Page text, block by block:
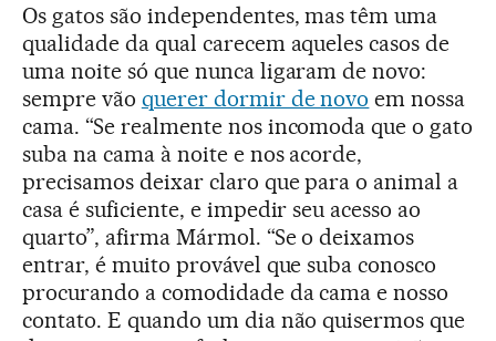
Os gatos são independentes, mas têm uma
qualidade da qual carecem aqueles casos de
uma noite só que nunca ligaram de novo:
sempre vão querer dormir de novo em nossa
cama. “Se realmente nos incomoda que o gato
suba na cama à noite e nos acorde,
precisamos deixar claro que para o animal a
casa é suficiente, e impedir seu acesso ao
quarto”, afirma Mármol. “Se o deixamos
entrar, é muito provável que suba conosco
procurando a comodidade da cama e nosso
contato. E quando um dia não quisermos que